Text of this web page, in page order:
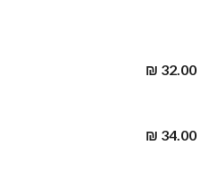
₪ 32.00
₪ 34.00